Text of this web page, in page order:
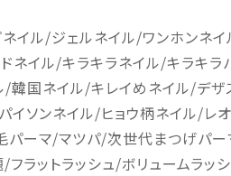
イル/ジェルネイル/ワンホンネイ
ネイル/キラキラネイル/キラキラ
/韓国ネイル/キレイめネイル/デザ
パイソンネイル/ヒョウ柄ネイル/レ
パーマ/マツパ/次世代まつげパー
/フラットラッシュ/ボリュームラッ